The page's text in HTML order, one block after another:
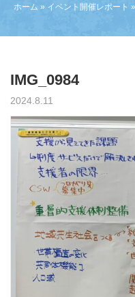
ホーム » イベント開催レポート »
IMG_0984
2024.8.11